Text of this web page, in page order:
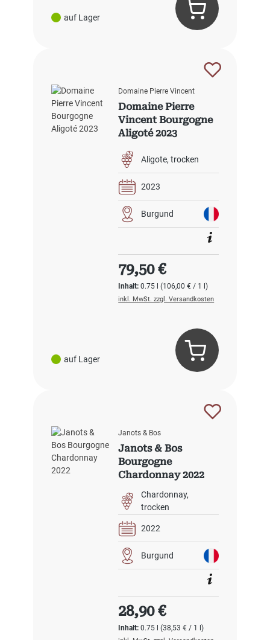
auf Lager
auf Lager
Domaine Pierre Vincent
Domaine Pierre
Vincent Bourgogne
Aligoté 2023
Aligote trocken
2023
Burgund
Inhalt:0.75 l(106,00 € / 1 l)
Regulärer Preis:
79,50 €
inkl. MwSt. zzgl. Versandkosten
Janots & Bos
Janots & Bos
Bourgogne
Chardonnay 2022
Chardonnay
trocken
2022
Burgund
Inhalt:0.75 l(38,53 € / 1 l)
Regulärer Preis:
28,90 €